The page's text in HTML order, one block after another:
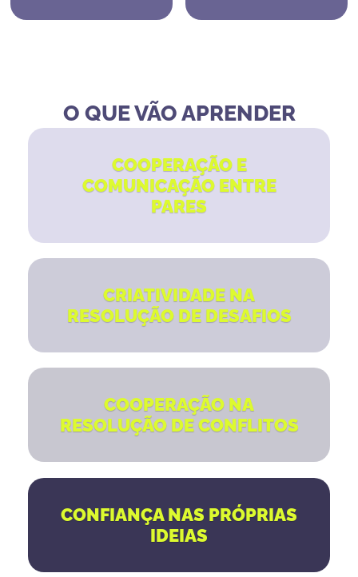
O QUE VÃO APRENDER
COOPERAÇÃO E
COMUNICAÇÃO ENTRE
PARES
CRIATIVIDADE NA
RESOLUÇÃO DE DESAFIOS
COOPERAÇÃO NA
RESOLUÇÃO DE CONFLITOS
CONFIANÇA NAS PRÓPRIAS
IDEIAS